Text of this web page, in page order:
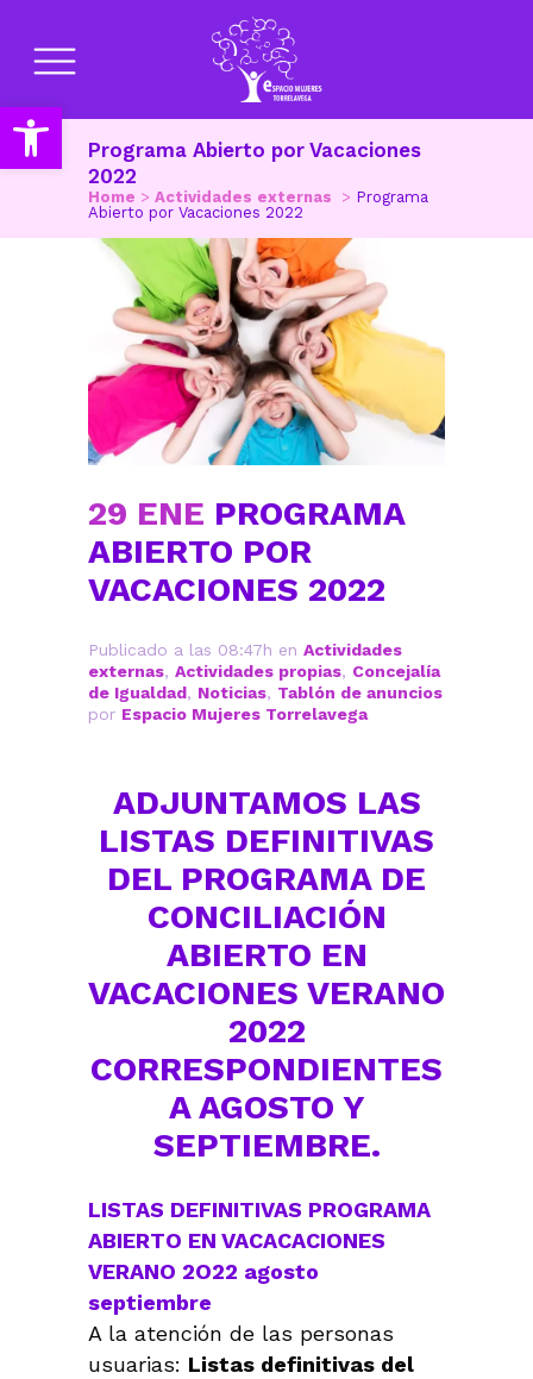
Abrir barra de herramientas
Programa Abierto por Vacaciones
2022
Home > Actividades externas > Programa
Abierto por Vacaciones 2022
29 ENE PROGRAMA
ABIERTO POR
VACACIONES 2022
Publicado a las 08:47h en Actividades
externas, Actividades propias, Concejalía
de Igualdad, Noticias, Tablón de anuncios
por Espacio Mujeres Torrelavega
ADJUNTAMOS LAS
LISTAS DEFINITIVAS
DEL PROGRAMA DE
CONCILIACIÓN
ABIERTO EN
VACACIONES VERANO
2022
CORRESPONDIENTES
A AGOSTO Y
SEPTIEMBRE.
LISTAS DEFINITIVAS PROGRAMA
ABIERTO EN VACACACIONES
VERANO 2O22 agosto
septiembre
A la atención de las personas
usuarias: Listas definitivas del